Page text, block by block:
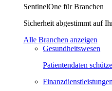
SentinelOne für Branchen
Sicherheit abgestimmt auf
Alle Branchen anzeigen
Gesundheitswesen
Patientendaten
Finanzdienstleistungen